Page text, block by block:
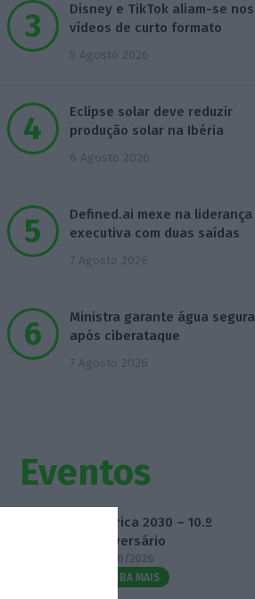
Disney e TikTok aliam-se nos
vídeos de curto formato
5 Agosto 2026
Eclipse solar deve reduzir
produção solar na Ibéria
6 Agosto 2026
Defined.ai mexe na liderança
executiva com duas saídas
7 Agosto 2026
Ministra garante água segura
após ciberataque
7 Agosto 2026
Eventos
Fábrica 2030 – 10.º
Aniversário
14/10/2026
SAIBA MAIS